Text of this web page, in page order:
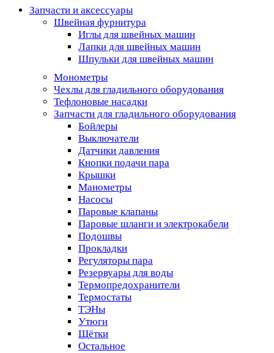
Запчасти и аксессуары
Швейная фурнитура
Иглы для швейных машин
Лапки для швейных машин
Шпульки для швейных машин
Монометры
Чехлы для гладильного оборудования
Тефлоновые насадки
Запчасти для гладильного оборудования
Бойлеры
Выключатели
Датчики давления
Кнопки подачи пара
Крышки
Манометры
Насосы
Паровые клапаны
Паровые шланги и электрокабели
Подошвы
Прокладки
Регуляторы пара
Резервуары для воды
Термопредохранители
Термостаты
ТЭНы
Утюги
Щётки
Остальное